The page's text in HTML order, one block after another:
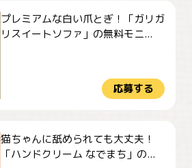
プレミアムな白い爪とぎ！「ガリガ
リスイートソファ」の無料モニ...
応募する
猫ちゃんに舐められても大丈夫！
「ハンドクリーム なでまち」の...